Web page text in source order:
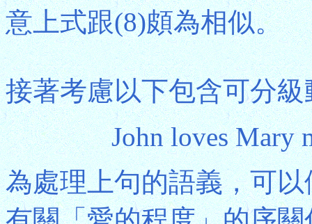
意上式跟(8)頗為相似。
接著考慮以下包含可分
John loves
為處理上句的語義，可